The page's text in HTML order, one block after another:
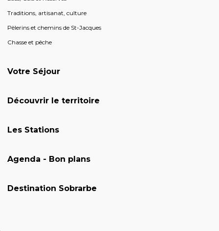
Traditions, artisanat, culture
Pèlerins et chemins de St-Jacques
Chasse et pêche
Votre Séjour
Découvrir le territoire
Les Stations
Agenda - Bon plans
Destination Sobrarbe